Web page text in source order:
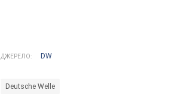
ДЖЕРЕЛО: DW
Deutsche Welle